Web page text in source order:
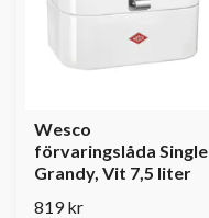
Wesco
förvaringslåda Single
Grandy, Vit 7,5 liter
819 kr